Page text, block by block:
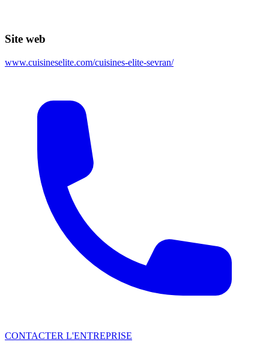
Site web
www.cuisineselite.com/cuisines-elite-sevran/
CONTACTER L'ENTREPRISE